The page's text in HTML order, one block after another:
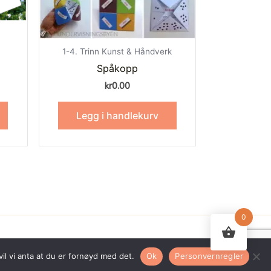
1-4. Trinn Kunst & Håndverk
Spåkopp
kr0.00
Legg i handlekurv
0
vi anta at du er fornøyd med det. Ok Personvernregler